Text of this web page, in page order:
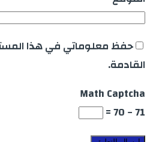
حفظ معلوماتي في هذا
القادمة.
Math Captcha
71 − 70 =